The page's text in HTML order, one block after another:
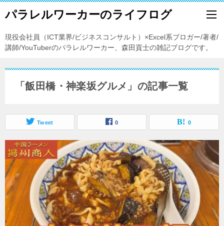
パラレルワーカーのライフログ
現役会社員（ICT業界/ビジネスコンサルト）×Excel系ブロガー/著者/
講師/YouTuberのパラレルワーカー、森田貢士の雑記ブログです。
「飯田橋・神楽坂グルメ」の記事一覧
Tweet 0 0